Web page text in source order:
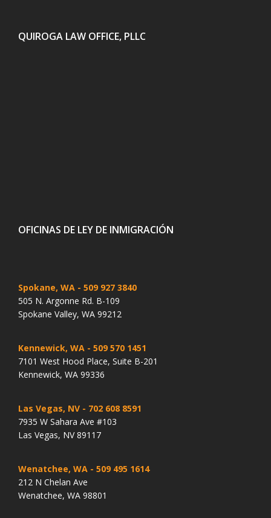
QUIROGA LAW OFFICE, PLLC
OFICINAS DE LEY DE INMIGRACIÓN
Spokane, WA - 509 927 3840
505 N. Argonne Rd. B-109
Spokane Valley, WA 99212
Kennewick, WA - 509 570 1451
7101 West Hood Place, Suite B-201
Kennewick, WA 99336
Las Vegas, NV - 702 608 8591
7935 W Sahara Ave #103
Las Vegas, NV 89117
Wenatchee, WA - 509 495 1614
212 N Chelan Ave
Wenatchee, WA 98801